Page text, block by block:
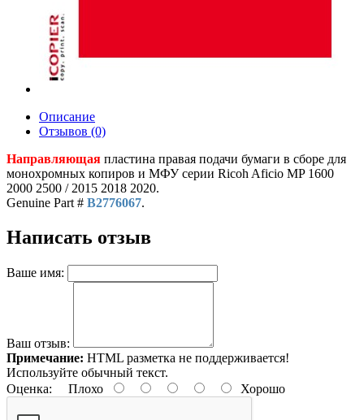
Описание
Отзывов (0)
Направляющая пластина правая подачи бумаги в сборе для
монохромных копиров и МФУ серии Ricoh Aficio MP 1600
2000 2500 / 2015 2018 2020.
Genuine Part # B2776067.
Написать отзыв
Ваше имя:
Ваш отзыв:
Примечание: HTML разметка не поддерживается!
Используйте обычный текст.
Оценка: Плохо Хорошо